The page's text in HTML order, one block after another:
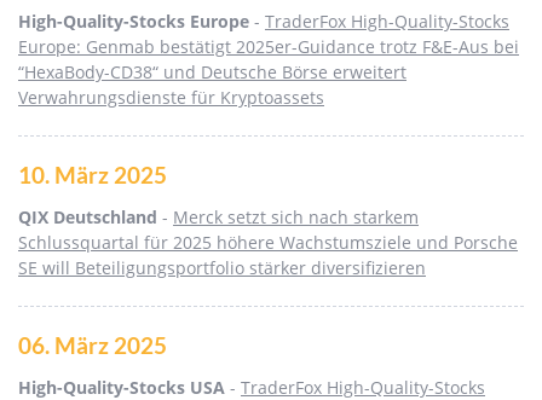
High-Quality-Stocks Europe - TraderFox High-Quality-Stocks
Europe: Genmab bestätigt 2025er-Guidance trotz F&E-Aus bei
“HexaBody-CD38“ und Deutsche Börse erweitert
Verwahrungsdienste für Kryptoassets
10. März 2025
QIX Deutschland - Merck setzt sich nach starkem
Schlussquartal für 2025 höhere Wachstumsziele und Porsche
SE will Beteiligungsportfolio stärker diversifizieren
06. März 2025
High-Quality-Stocks USA - TraderFox High-Quality-Stocks